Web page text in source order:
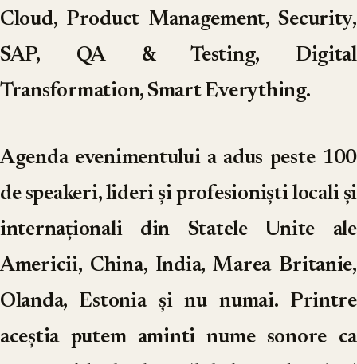
Cloud, Product Management, Security,
SAP, QA & Testing, Digital
Transformation, Smart Everything.
Agenda evenimentului a adus peste 100
de speakeri, lideri și profesioniști locali și
internaționali din Statele Unite ale
Americii, China, India, Marea Britanie,
Olanda, Estonia și nu numai. Printre
aceștia putem aminti nume sonore ca